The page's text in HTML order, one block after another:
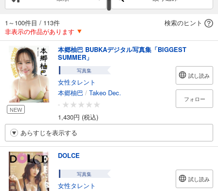
1～100件目 / 113件
検索のヒント
非表示の作品があります
NEW
本郷柚巴 BUBKAデジタル写真集「BIGGEST
SUMMER」
写真集
女性タレント
本郷柚巴 / Takeo Dec.
-
1,430円 (税込)
試し読み
フォロー
あらすじを表示する
DOLCE
写真集
女性タレント
試し読み